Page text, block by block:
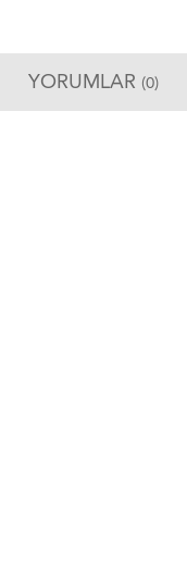
YORUMLAR (0)